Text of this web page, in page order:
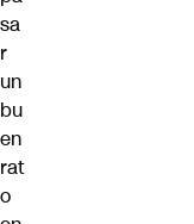
sa
r
un
bu
en
rat
o